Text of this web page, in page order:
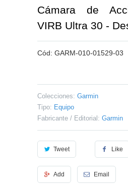
Cámara de
VIRB Ultra 30 -
Cód: GARM-010-01529-03
Colecciones: Garmin
Tipo: Equipo
Fabricante / Editorial: Garmin
Tweet Like
Add Email